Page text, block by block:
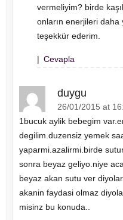
vermeliyim? birde
onların enerjileri
teşekkür ederim.
| Cevapla
duygu
26/01/2015 at
1bucuk aylik bebegim
degilim.duzensiz yemek
yaparmi.azalirmi.birde
sonra beyaz geliyo.niye
beyaz akan sutu ver
akanin faydasi olmaz
misinz bu konuda..